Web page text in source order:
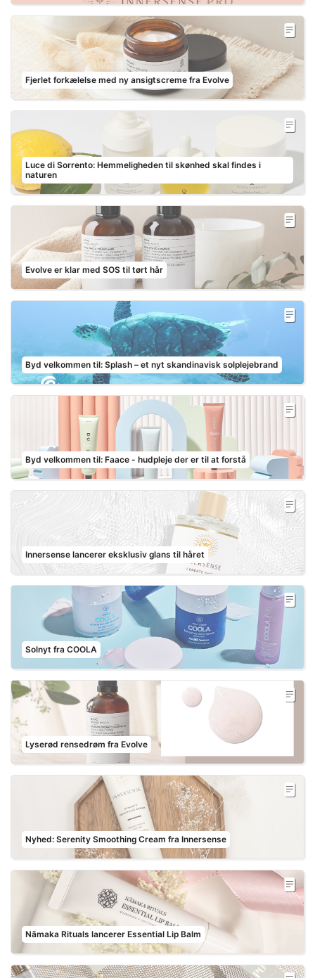
Fjerlet forkælelse med ny ansigtscreme fra Evolve
Luce di Sorrento: Hemmeligheden til skønhed skal findes i
naturen
Evolve er klar med SOS til tørt hår
Byd velkommen til: Splash – et nyt skandinavisk solplejebrand
Byd velkommen til: Faace - hudpleje der er til at forstå
Innersense lancerer eksklusiv glans til håret
Solnyt fra COOLA
Lyserød rensedrøm fra Evolve
Nyhed: Serenity Smoothing Cream fra Innersense
Nãmaka Rituals lancerer Essential Lip Balm